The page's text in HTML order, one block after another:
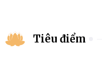
Tiêu điểm